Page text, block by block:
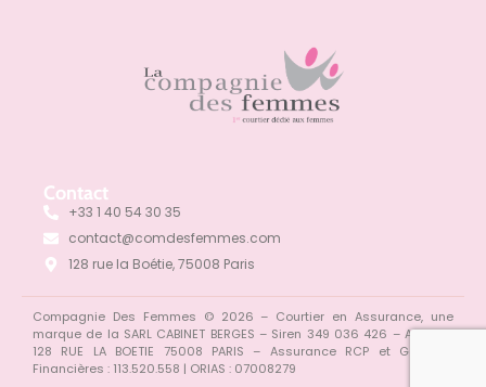
Contact
+33 1 40 54 30 35
contact@comdesfemmes.com
128 rue la Boétie, 75008 Paris
Compagnie Des Femmes © 2026 – Courtier en Assurance, une
marque de la SARL CABINET BERGES – Siren 349 036 426 – ADONYS
128 RUE LA BOETIE 75008 PARIS – Assurance RCP et Garantie
Financières : 113.520.558 | ORIAS : 07008279